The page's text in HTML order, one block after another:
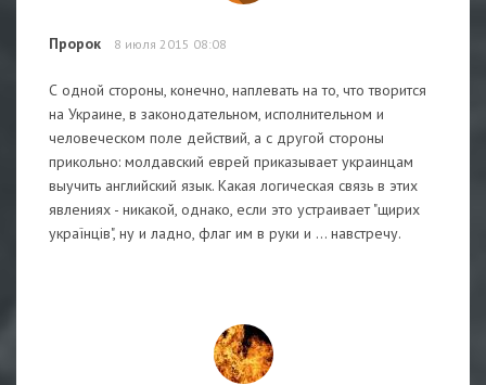
Пророк 8 июля 2015 08:08
С одной стороны, конечно, наплевать на то, что творится
на Украине, в законодательном, исполнительном и
человеческом поле действий, а с другой стороны
прикольно: молдавский еврей приказывает украинцам
выучить английский язык. Какая логическая связь в этих
явлениях - никакой, однако, если это устраивает "щирих
українців", ну и ладно, флаг им в руки и ... навстречу.